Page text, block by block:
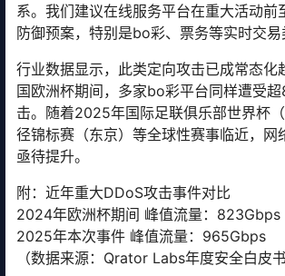
系。我们建议在线服务平台在重大活动前
防御预案，特别是bo彩、票务等实时交易
行业数据显示，此类定向攻击已成常态
国欧洲杯期间，多家bo彩平台同样遭受
击。随着2025年国际足联俱乐部世界杯
径锦标赛（东京）等全球性赛事临近，网
亟待提升。
附：近年重大DDoS攻击事件对比
2024年欧洲杯期间 峰值流量：823Gbps
2025年本次事件 峰值流量：965Gbps
（数据来源：Qrator Labs年度安全白皮书